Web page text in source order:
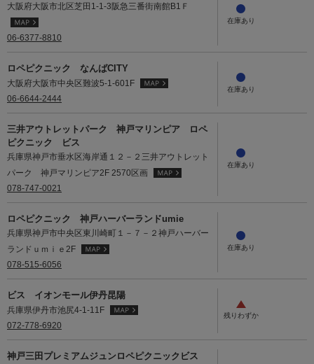
大阪府大阪市北区芝田1-1-3阪急三番街南館B1Ｆ
06-6377-8810
ロペピクニック なんばCITY
大阪府大阪市中央区難波5-1-601F
06-6644-2444
三井アウトレットパーク 神戸マリンピア ロペ
ピクニック ビス
兵庫県神戸市垂水区海岸通１２－２三井アウトレット
パーク 神戸マリンピア2F 2570区画
078-747-0021
ロペピクニック 神戸ハーバーランドumie
兵庫県神戸市中央区東川崎町１－７－２神戸ハーバー
ランドｕｍｉｅ2F
078-515-6056
ビス イオンモール伊丹昆陽
兵庫県伊丹市池尻4-1-11F
072-778-6920
神戸三田プレミアムジュンロペピクニックビス